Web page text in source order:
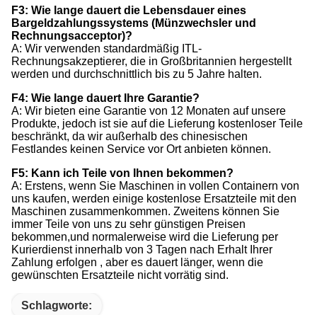
F3: Wie lange dauert die Lebensdauer eines
Bargeldzahlungssystems (Münzwechsler und
Rechnungsacceptor)?
A: Wir verwenden standardmäßig ITL-
Rechnungsakzeptierer, die in Großbritannien hergestellt
werden und durchschnittlich bis zu 5 Jahre halten.
F4: Wie lange dauert Ihre Garantie?
A: Wir bieten eine Garantie von 12 Monaten auf unsere
Produkte, jedoch ist sie auf die Lieferung kostenloser Teile
beschränkt, da wir außerhalb des chinesischen
Festlandes keinen Service vor Ort anbieten können.
F5: Kann ich Teile von Ihnen bekommen?
A: Erstens, wenn Sie Maschinen in vollen Containern von
uns kaufen, werden einige kostenlose Ersatzteile mit den
Maschinen zusammenkommen. Zweitens können Sie
immer Teile von uns zu sehr günstigen Preisen
bekommen,und normalerweise wird die Lieferung per
Kurierdienst innerhalb von 3 Tagen nach Erhalt Ihrer
Zahlung erfolgen , aber es dauert länger, wenn die
gewünschten Ersatzteile nicht vorrätig sind.
Schlagworte: